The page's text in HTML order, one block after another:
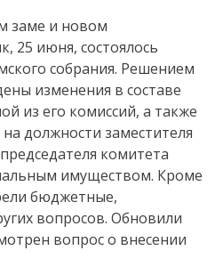
заме и новом
25 июня, состоялось
собрания. Решением
изменения в составе
из его комиссий, а также
должности заместителя
комитета
имуществом. Кроме
бюджетные,
вопросов. Обновили
вопрос о внесении